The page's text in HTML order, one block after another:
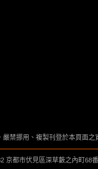
嚴禁挪用、複製刊登於本頁面之
京都市伏見區深草藪之內町